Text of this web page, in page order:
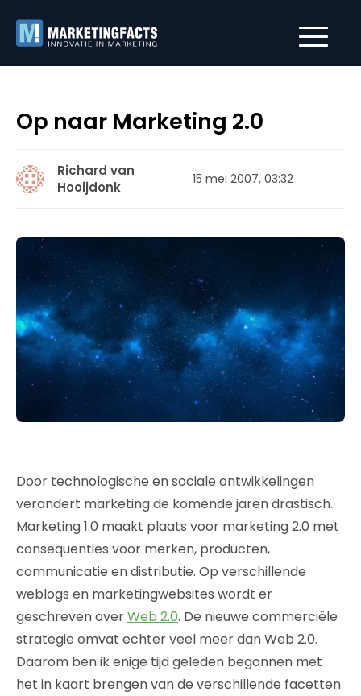
Op naar Marketing 2.0
Richard van
Hooijdonk
15 mei 2007, 03:32
Door technologische en sociale ontwikkelingen
verandert marketing de komende jaren drastisch.
Marketing 1.0 maakt plaats voor marketing 2.0 met
consequenties voor merken, producten,
communicatie en distributie. Op verschillende
weblogs en marketingwebsites wordt er
geschreven overWeb 2.0. De nieuwe commerciële
strategie omvat echter veel meer dan Web 2.0.
Daarom ben ik enige tijd geleden begonnen met
het in kaart brengen van de verschillende facetten